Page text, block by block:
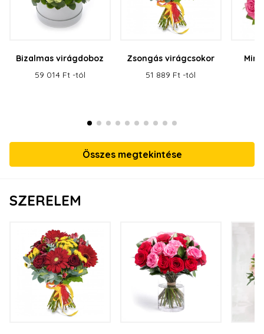
Bizalmas virágdoboz
59 014 Ft -tól
Zsongás virágcsokor
51 889 Ft -tól
Összes megtekintése
SZERELEM